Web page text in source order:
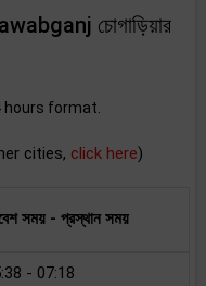
চোগাড়িয়ার
hours format.
cities, click here)
সময় - প্রস্থান সময়
- 07:18